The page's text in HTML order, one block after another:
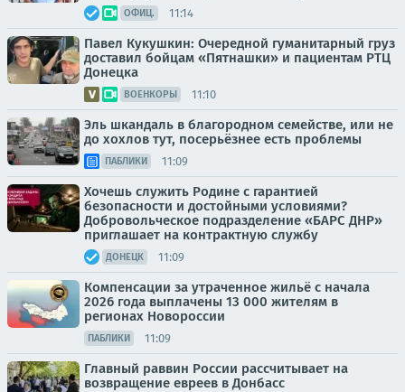
ОФИЦ. 11:14
Павел Кукушкин: Очередной гуманитарный груз
доставил бойцам «Пятнашки» и пациентам РТЦ
Донецка
ВОЕНКОРЫ 11:10
Эль шкандаль в благородном семействе, или не
до хохлов тут, посерьёзнее есть проблемы
ПАБЛИКИ 11:09
Хочешь служить Родине с гарантией
безопасности и достойными условиями?
Добровольческое подразделение «БАРС ДНР»
приглашает на контрактную службу
ДОНЕЦК 11:09
Компенсации за утраченное жильё с начала
2026 года выплачены 13 000 жителям в
регионах Новороссии
ПАБЛИКИ 11:09
Главный раввин России рассчитывает на
возвращение евреев в Донбасс